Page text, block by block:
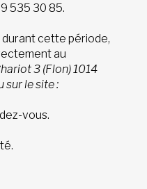
535 30 85.
durant cette période,
au
3 (Flon) 1014
sur le site :
vous.